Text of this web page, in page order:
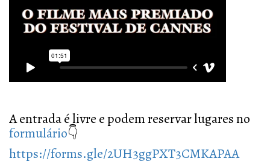
A entrada é livre e podem reservar lugares no
formulário👇
https://forms.gle/2UH3ggPXT3CMKAPAA